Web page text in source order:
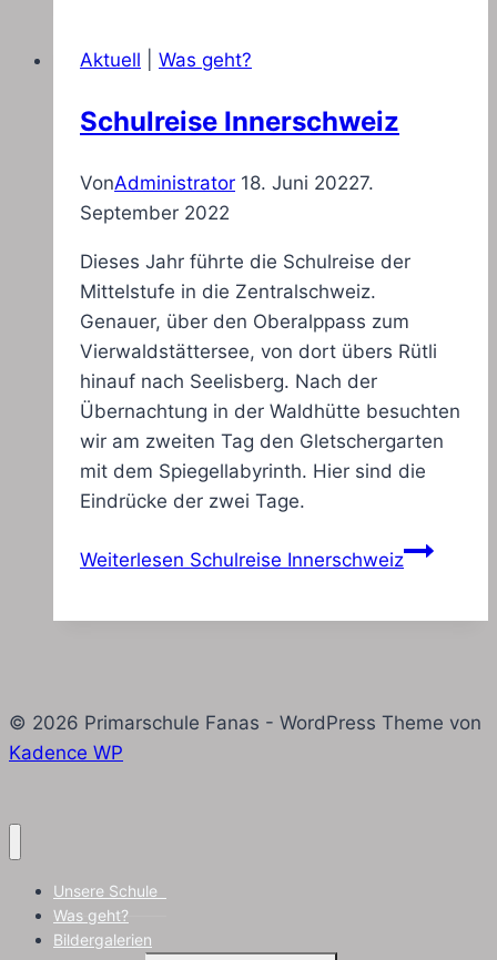
Aktuell Was geht?
Schulreise Innerschweiz
VonAdministrator 18. Juni 20227.
September 2022
Dieses Jahr führte die Schulreise der
Mittelstufe in die Zentralschweiz.
Genauer, über den Oberalppass zum
Vierwaldstättersee, von dort übers Rütli
hinauf nach Seelisberg. Nach der
Übernachtung in der Waldhütte besuchten
wir am zweiten Tag den Gletschergarten
mit dem Spiegellabyrinth. Hier sind die
Eindrücke der zwei Tage.
Weiterlesen Schulreise Innerschweiz
© 2026 Primarschule Fanas - WordPress Theme von
Kadence WP
Unsere Schule
Was geht?
Bildergalerien